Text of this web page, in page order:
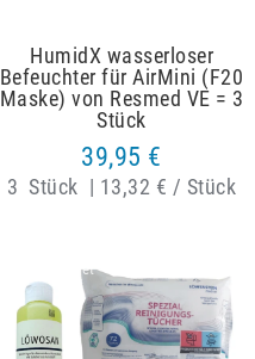
HumidX wasserloser
Befeuchter für AirMini (F20
Maske) von Resmed VE = 3
Stück
39,95 €
3 Stück | 13,32 € / Stück
Artikelpaket